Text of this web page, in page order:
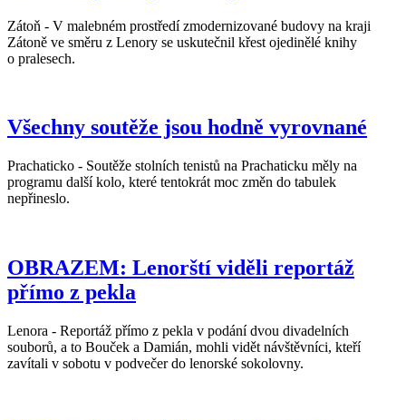
Zátoň - V malebném prostředí zmodernizované budovy na kraji
Zátoně ve směru z Lenory se uskutečnil křest ojedinělé knihy
o pralesech.
Všechny soutěže jsou hodně vyrovnané
Prachaticko - Soutěže stolních tenistů na Prachaticku měly na
programu další kolo, které tentokrát moc změn do tabulek
nepřineslo.
OBRAZEM: Lenorští viděli reportáž
přímo z pekla
Lenora - Reportáž přímo z pekla v podání dvou divadelních
souborů, a to Bouček a Damián, mohli vidět návštěvníci, kteří
zavítali v sobotu v podvečer do lenorské sokolovny.